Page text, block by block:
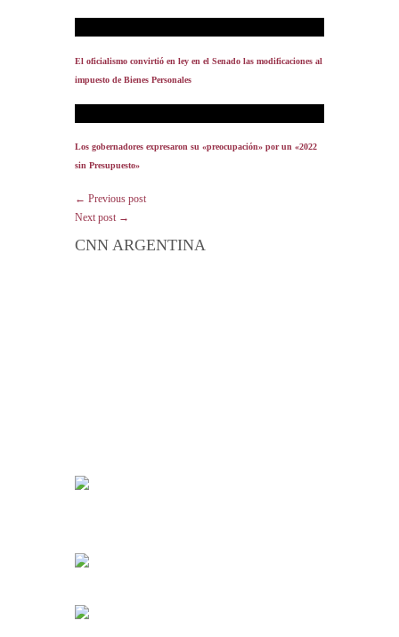
El oficialismo convirtió en ley en el Senado las modificaciones al
impuesto de Bienes Personales
Los gobernadores expresaron su «preocupación» por un «2022
sin Presupuesto»
← Previous post
Next post →
CNN ARGENTINA